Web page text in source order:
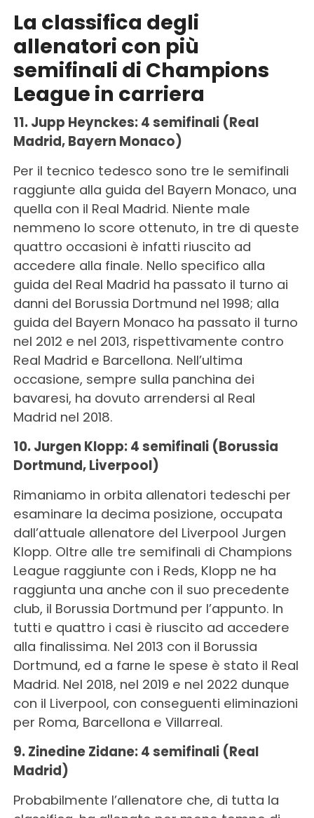
La classifica degli
allenatori con più
semifinali di Champions
League in carriera
11. Jupp Heynckes: 4 semifinali (Real
Madrid, Bayern Monaco)
Per il tecnico tedesco sono tre le semifinali
raggiunte alla guida del Bayern Monaco, una
quella con il Real Madrid. Niente male
nemmeno lo score ottenuto, in tre di queste
quattro occasioni è infatti riuscito ad
accedere alla finale. Nello specifico alla
guida del Real Madrid ha passato il turno ai
danni del Borussia Dortmund nel 1998; alla
guida del Bayern Monaco ha passato il turno
nel 2012 e nel 2013, rispettivamente contro
Real Madrid e Barcellona. Nell’ultima
occasione, sempre sulla panchina dei
bavaresi, ha dovuto arrendersi al Real
Madrid nel 2018.
10. Jurgen Klopp: 4 semifinali (Borussia
Dortmund, Liverpool)
Rimaniamo in orbita allenatori tedeschi per
esaminare la decima posizione, occupata
dall’attuale allenatore del Liverpool Jurgen
Klopp. Oltre alle tre semifinali di Champions
League raggiunte con i Reds, Klopp ne ha
raggiunta una anche con il suo precedente
club, il Borussia Dortmund per l’appunto. In
tutti e quattro i casi è riuscito ad accedere
alla finalissima. Nel 2013 con il Borussia
Dortmund, ed a farne le spese è stato il Real
Madrid. Nel 2018, nel 2019 e nel 2022 dunque
con il Liverpool, con conseguenti eliminazioni
per Roma, Barcellona e Villarreal.
9. Zinedine Zidane: 4 semifinali (Real
Madrid)
Probabilmente l’allenatore che, di tutta la